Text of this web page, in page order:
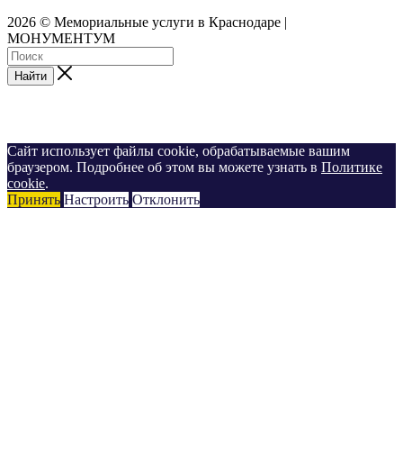
2026 © Мемориальные услуги в Краснодаре |
МОНУМЕНТУМ
Найти
Сайт использует файлы cookie, обрабатываемые вашим
браузером. Подробнее об этом вы можете узнать в Политике
cookie.
Принять Настроить Отклонить